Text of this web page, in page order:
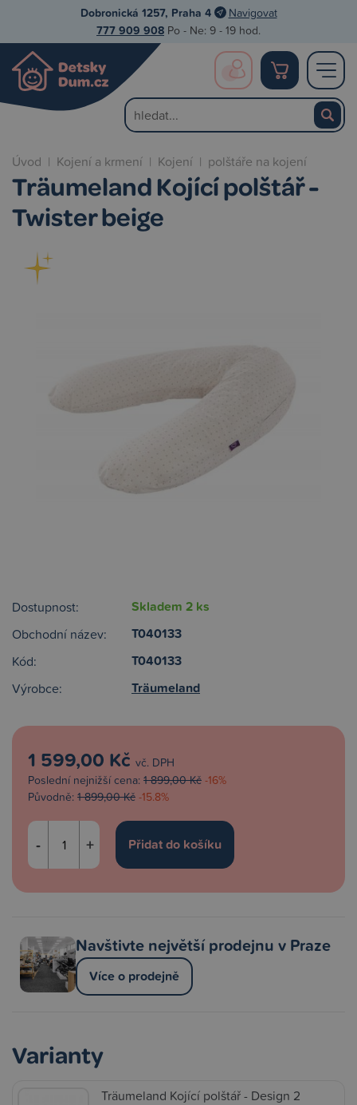
Dobronická 1257, Praha 4 Navigovat
777 909 908 Po - Ne: 9 - 19 hod.
Úvod | Kojení a krmení | Kojení | polštáře na kojení
Träumeland Kojící polštář -
Twister beige
Dostupnost: Skladem 2 ks
Obchodní název: T040133
Kód: T040133
Výrobce: Träumeland
1 599,00 Kč vč. DPH
Poslední nejnižší cena: 1 899,00 Kč -16%
Původně: 1 899,00 Kč -15.8%
- +
Navštivte největší prodejnu v Praze
Více o prodejně
Varianty
Träumeland Kojící polštář - Design 2